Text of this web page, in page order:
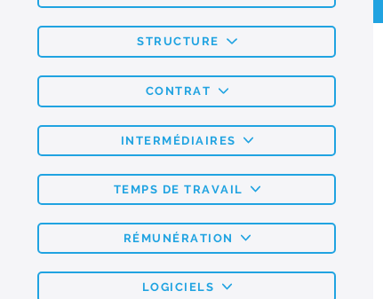
STRUCTURE
CONTRAT
INTERMÉDIAIRES
TEMPS DE TRAVAIL
RÉMUNÉRATION
LOGICIELS